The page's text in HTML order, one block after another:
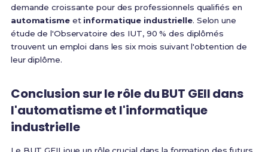
demande croissante pour des professionnels qualifiés en
automatismeet informatique industrielle. Selon une
étude de l'Observatoire des IUT, 90 % des diplômés
trouvent un emploi dans les six mois suivant l'obtention de
leur diplôme.
Conclusion sur le rôle du BUT GEII dans
l'automatisme et l'informatique
industrielle